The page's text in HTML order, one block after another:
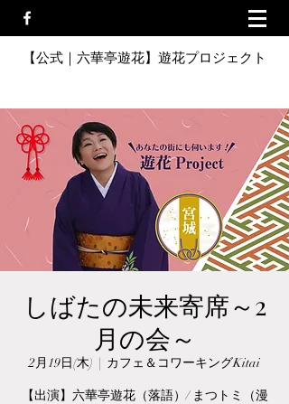
【公式｜六華亭遊花】遊花プロジェクト
しばたの未来寄席～2
月の会～
2月19日(木)
  |
カフェ＆コワーキングKitai
【出演】六華亭遊花（落語）/ まつトミ（漫